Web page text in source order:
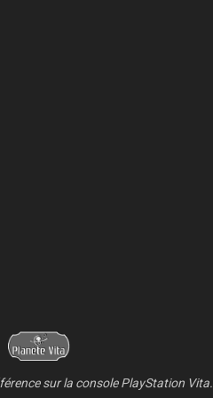
sur la console PlayStation Vita.